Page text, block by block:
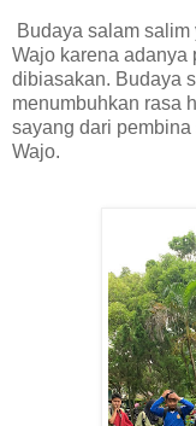
Budaya salam
Wajo karena adanya
dibiasakan. Budaya
menumbuhkan rasa
sayang dari
Wajo.